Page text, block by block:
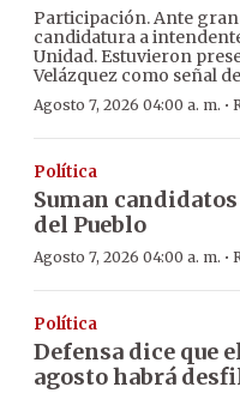
Participación. Ante
candidatura a
Unidad. Estuvieron
Velázquez como señal
Agosto 7, 2026 04:00 a. m. ·
Política
Suman
del Pueblo
Agosto 7, 2026 04:00 a. m. ·
Política
Defensa dice que
agosto habrá